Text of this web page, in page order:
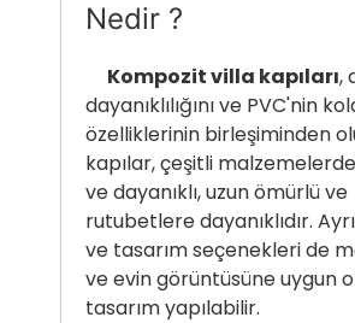
Nedir ?
Kompozit villa kapıları,
dayanıklılığını ve PVC'nin
özelliklerinin birleşiminden
kapılar, çeşitli
ve dayanıklı, uzun ömürlü ve
rutubetlere dayanıklıdır.
ve tasarım seçenekleri de
ve evin görüntüsüne uygun
tasarım yapılabilir.